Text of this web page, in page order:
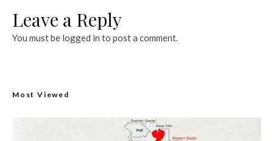
Leave a Reply
You must be logged in to post a comment.
Most Viewed